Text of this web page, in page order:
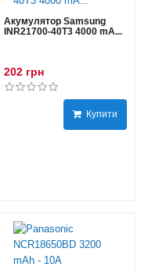
Акумулятор Samsung
INR21700-40T3 4000 mA...
202 грн
Купити